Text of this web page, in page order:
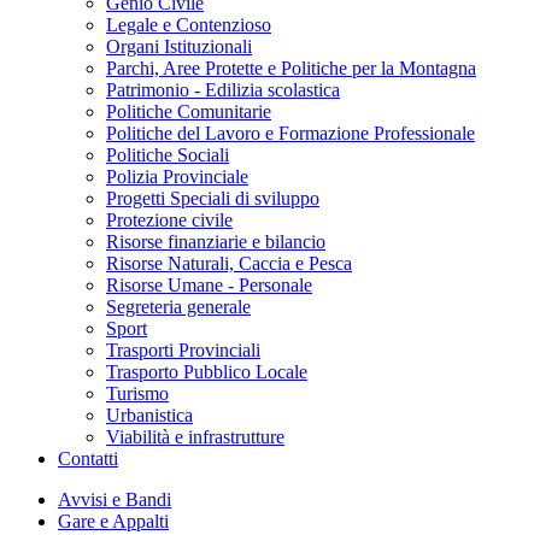
Legale e Contenzioso
Organi Istituzionali
Parchi, Aree Protette e Politiche per la Montagna
Patrimonio - Edilizia scolastica
Politiche Comunitarie
Politiche del Lavoro e Formazione Professionale
Politiche Sociali
Polizia Provinciale
Progetti Speciali di sviluppo
Protezione civile
Risorse finanziarie e bilancio
Risorse Naturali, Caccia e Pesca
Risorse Umane - Personale
Segreteria generale
Sport
Trasporti Provinciali
Trasporto Pubblico Locale
Turismo
Urbanistica
Viabilità e infrastrutture
Contatti
Avvisi e Bandi
Gare e Appalti